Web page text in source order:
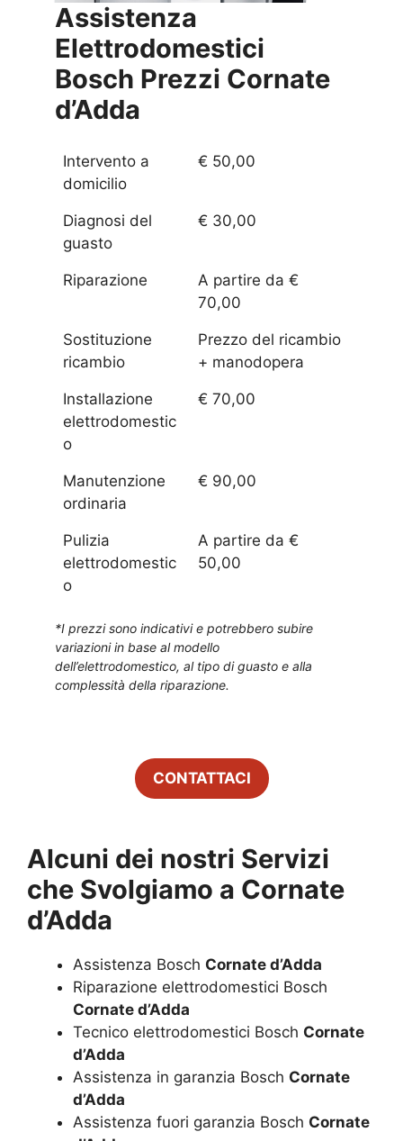
Assistenza
Elettrodomestici
Bosch Prezzi Cornate
d’Adda
Intervento a
domicilio
€ 50,00
Diagnosi del
guasto
€ 30,00
Riparazione
A partire da €
70,00
Sostituzione
ricambio
Prezzo del ricambio
+ manodopera
Installazione
elettrodomestic
o
€ 70,00
Manutenzione
ordinaria
€ 90,00
Pulizia
elettrodomestic
o
A partire da €
50,00
*I prezzi sono indicativi e potrebbero subire
variazioni in base al modello
dell’elettrodomestico, al tipo di guasto e alla
complessità della riparazione.
CONTATTACI
Alcuni dei nostri Servizi
che Svolgiamo a Cornate
d’Adda
Assistenza Bosch Cornate d’Adda
Riparazione elettrodomestici Bosch
Cornate d’Adda
Tecnico elettrodomestici Bosch Cornate
d’Adda
Assistenza in garanzia Bosch Cornate
d’Adda
Assistenza fuori garanzia Bosch Cornate